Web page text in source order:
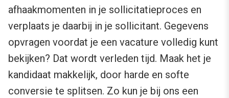
afhaakmomenten in je sollicitatieproces en
verplaats je daarbij in je sollicitant. Gegevens
opvragen voordat je een vacature volledig kunt
bekijken? Dat wordt verleden tijd. Maak het je
kandidaat makkelijk, door harde en softe
conversie te splitsen. Zo kun je bij ons een